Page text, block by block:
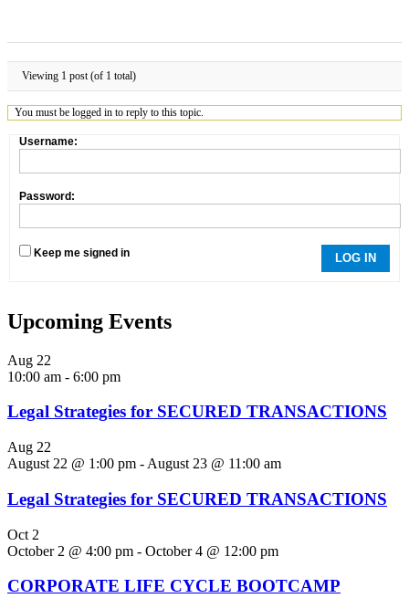
Viewing 1 post (of 1 total)
You must be logged in to reply to this topic.
Username:
Password:
Keep me signed in LOG IN
Upcoming Events
Aug 22
10:00 am - 6:00 pm
Legal Strategies for SECURED TRANSACTIONS
Aug 22
August 22 @ 1:00 pm - August 23 @ 11:00 am
Legal Strategies for SECURED TRANSACTIONS
Oct 2
October 2 @ 4:00 pm - October 4 @ 12:00 pm
CORPORATE LIFE CYCLE BOOTCAMP